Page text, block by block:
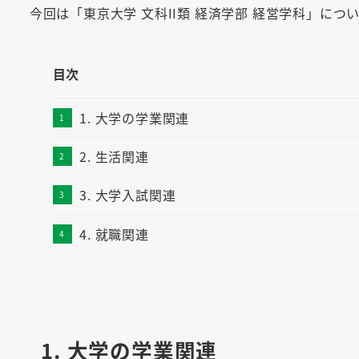
今回は「東京大学 文科II類 経済学部 経営学科」につい
目次
1. 大学の学業関連
2. 生活関連
3. 大学入試関連
4. 就職関連
1. 大学の学業関連